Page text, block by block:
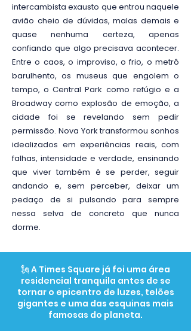
intercambista exausto que entrou naquele
avião cheio de dúvidas, malas demais e
quase nenhuma certeza, apenas
confiando que algo precisava acontecer.
Entre o caos, o improviso, o frio, o metrô
barulhento, os museus que engolem o
tempo, o Central Park como refúgio e a
Broadway como explosão de emoção, a
cidade foi se revelando sem pedir
permissão. Nova York transformou sonhos
idealizados em experiências reais, com
falhas, intensidade e verdade, ensinando
que viver também é se perder, seguir
andando e, sem perceber, deixar um
pedaço de si pulsando para sempre
nessa selva de concreto que nunca
dorme.
🗽 A Times Square já foi uma área
residencial tranquila antes de se
tornar o epicentro de luzes, telões
gigantes e uma das esquinas mais
famosas do planeta.